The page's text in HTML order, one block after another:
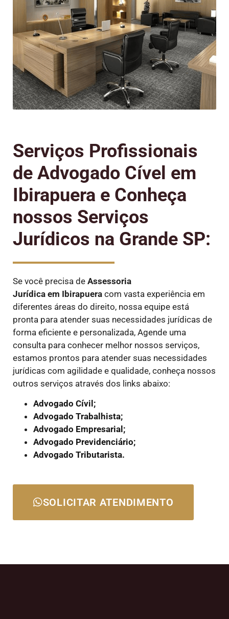
Serviços Profissionais
de Advogado Cível em
Ibirapuera e Conheça
nossos Serviços
Jurídicos na Grande SP:
Se você precisa de Assessoria
Jurídica em Ibirapuera com vasta experiência em
diferentes áreas do direito, nossa equipe está
pronta para atender suas necessidades jurídicas de
forma eficiente e personalizada, Agende uma
consulta para conhecer melhor nossos serviços,
estamos prontos para atender suas necessidades
jurídicas com agilidade e qualidade, conheça nossos
outros serviços através dos links abaixo:
Advogado Cívil;
Advogado Trabalhista;
Advogado Empresarial;
Advogado Previdenciário;
Advogado Tributarista.
SOLICITAR ATENDIMENTO